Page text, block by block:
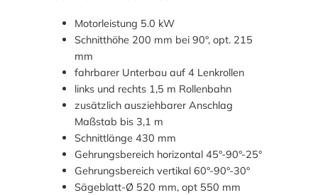
Motorleistung 5.0 kW
Schnitthöhe 200 mm bei 90°, opt. 215
mm
fahrbarer Unterbau auf 4 Lenkrollen
links und rechts 1,5 m Rollenbahn
zusätzlich ausziehbarer Anschlag
Maßstab bis 3,1 m
Schnittlänge 430 mm
Gehrungsbereich horizontal 45°-90°-25°
Gehrungsbereich vertikal 60°-90°-30°
Sägeblatt-Ø 520 mm, opt 550 mm